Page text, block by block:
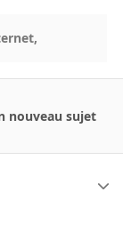
nouveau sujet